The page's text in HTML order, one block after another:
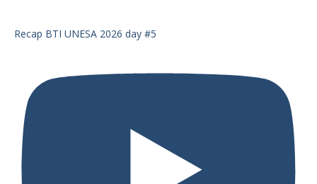
Recap BTI UNESA 2026 day #5